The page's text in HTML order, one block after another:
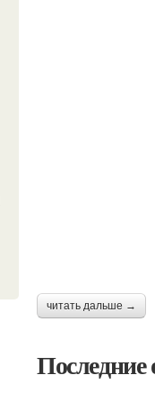
читать дальше →
Последние